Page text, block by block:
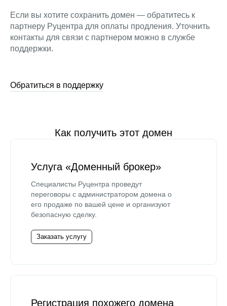
Если вы хотите сохранить домен — обратитесь к
партнеру Руцентра для оплаты продления. Уточнить
контакты для связи с партнером можно в службе
поддержки.
Обратиться в поддержку
Как получить этот домен
Услуга «Доменный брокер»
Специалисты Руцентра проведут
переговоры с администратором домена о
его продаже по вашей цене и организуют
безопасную сделку.
Заказать услугу
Регистрация похожего домена